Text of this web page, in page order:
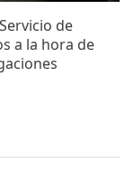
de
a la hora de